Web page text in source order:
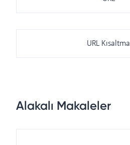
URL Kısaltma
Alakalı Makaleler